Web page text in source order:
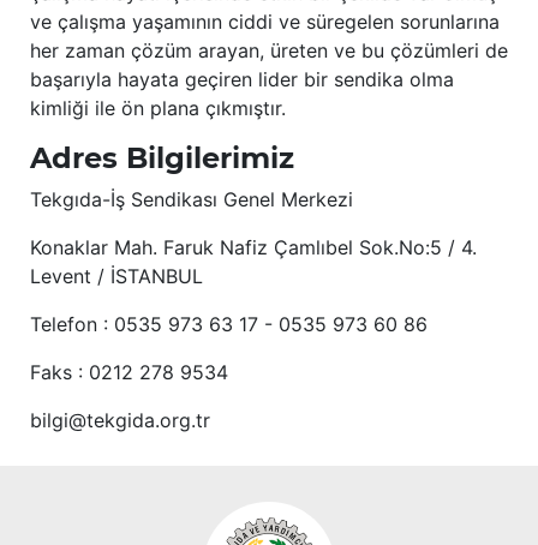
ve çalışma yaşamının ciddi ve süregelen sorunlarına
her zaman çözüm arayan, üreten ve bu çözümleri de
başarıyla hayata geçiren lider bir sendika olma
kimliği ile ön plana çıkmıştır.
Adres Bilgilerimiz
Tekgıda-İş Sendikası Genel Merkezi
Konaklar Mah. Faruk Nafiz Çamlıbel Sok.No:5 / 4.
Levent / İSTANBUL
Telefon : 0535 973 63 17 - 0535 973 60 86
Faks : 0212 278 9534
bilgi@tekgida.org.tr